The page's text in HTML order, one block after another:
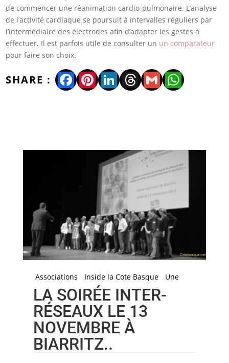
de commencer une réanimation cardio-pulmonaire. L’analyse
de l’activité cardiaque se poursuit à intervalles réguliers par
l’intermédiaire des électrodes afin d’adapter les gestes à
effectuer. Il est parfois utile de consulter un un comparateur
pour faire son choix.
Facebook
Pinterest
LinkedIn
Threads
Gmail
Associations Inside la Cote Basque Une
LA SOIRÉE INTER-
RÉSEAUX LE 13
NOVEMBRE À
BIARRITZ..